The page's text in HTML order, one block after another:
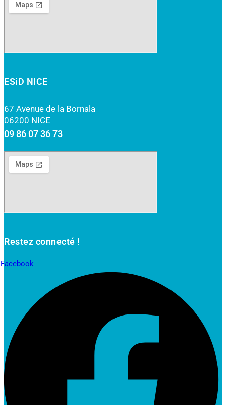
ESiD NICE
67 Avenue de la Bornala
06200 NICE
09 86 07 36 73
Restez connecté !
Facebook